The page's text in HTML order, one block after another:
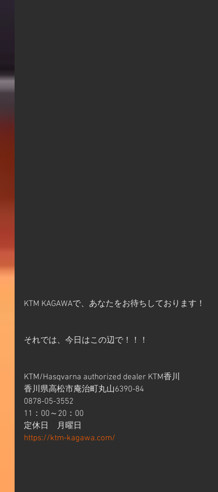
KTM KAGAWAで、あなたをお待ちしております！
それでは、今日はこの辺で！！！
KTM/Hasqvarna authorized dealer KTM香川
香川県高松市庵治町丸山6390-84
0878-05-3552
11：00～20：00
定休日　月曜日
https://ktm-kagawa.com/